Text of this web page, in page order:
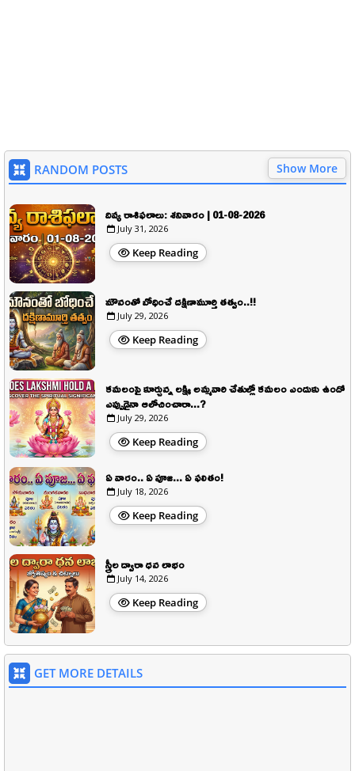
RANDOM POSTS Show More
దివ్య రాశిఫలాలు: శనివారం | 01-08-2026
July 31, 2026
Keep Reading
మౌనంతో బోధించే దక్షిణామూర్తి తత్వం..!!
July 29, 2026
Keep Reading
కమలంపై కూర్చున్న లక్ష్మి అమ్మవారి చేతుల్లో కమలం ఎందుకు ఉందో
ఎప్పుడైనా ఆలోచించారా...?
July 29, 2026
Keep Reading
ఏ వారం.. ఏ పూజ... ఏ ఫలితం!
July 18, 2026
Keep Reading
స్త్రీల ద్వారా ధన లాభం
July 14, 2026
Keep Reading
GET MORE DETAILS